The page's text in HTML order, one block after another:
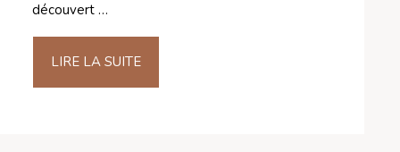
découvert …
LIRE LA SUITE